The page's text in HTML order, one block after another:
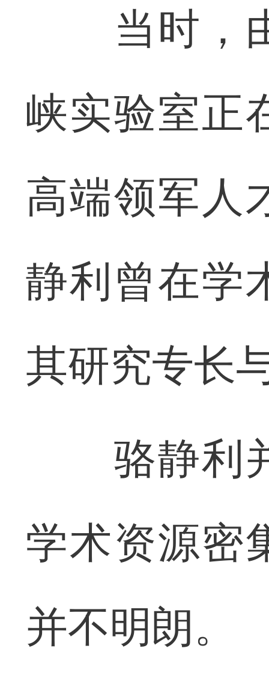
当时，由
峡实验室正
高端领军人
静利曾在学
其研究专长
骆静利并
学术资源密
并不明朗。